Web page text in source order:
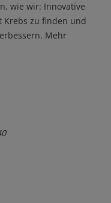
wie wir: Innovative
Krebs zu finden und
Mehr